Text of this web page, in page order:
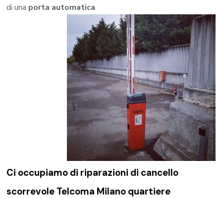
di una porta automatica.
Ci occupiamo di riparazioni di cancello
scorrevole Telcoma Milano quartiere